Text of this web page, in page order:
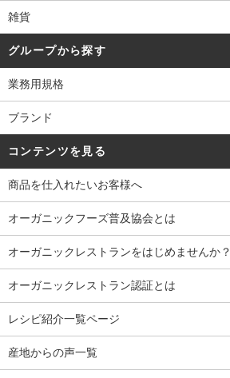
雑貨
グループから探す
業務用規格
ブランド
コンテンツを見る
商品を仕入れたいお客様へ
オーガニックフーズ普及協会とは
オーガニックレストランをはじめませんか？
オーガニックレストラン認証とは
レシピ紹介一覧ページ
産地からの声一覧